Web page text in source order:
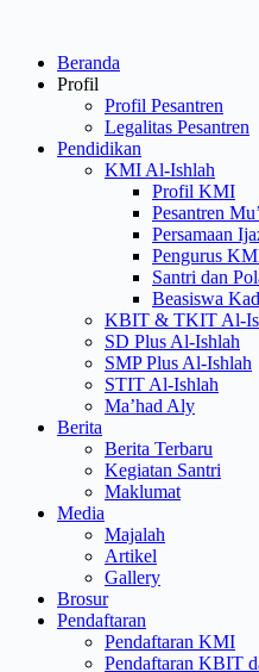
Beranda
Profil
Profil Pesantren
Legalitas Pesantren
Pendidikan
KMI Al-Ishlah
Profil KMI
Pesantren
Persamaan
Pengurus
Santri dan
Beasiswa
KBIT & TKIT Al-
SD Plus Al-Ishlah
SMP Plus Al-Ishlah
STIT Al-Ishlah
Ma’had Aly
Berita
Berita Terbaru
Kegiatan Santri
Maklumat
Media
Majalah
Artikel
Gallery
Brosur
Pendaftaran
Pendaftaran KMI
Pendaftaran KBIT